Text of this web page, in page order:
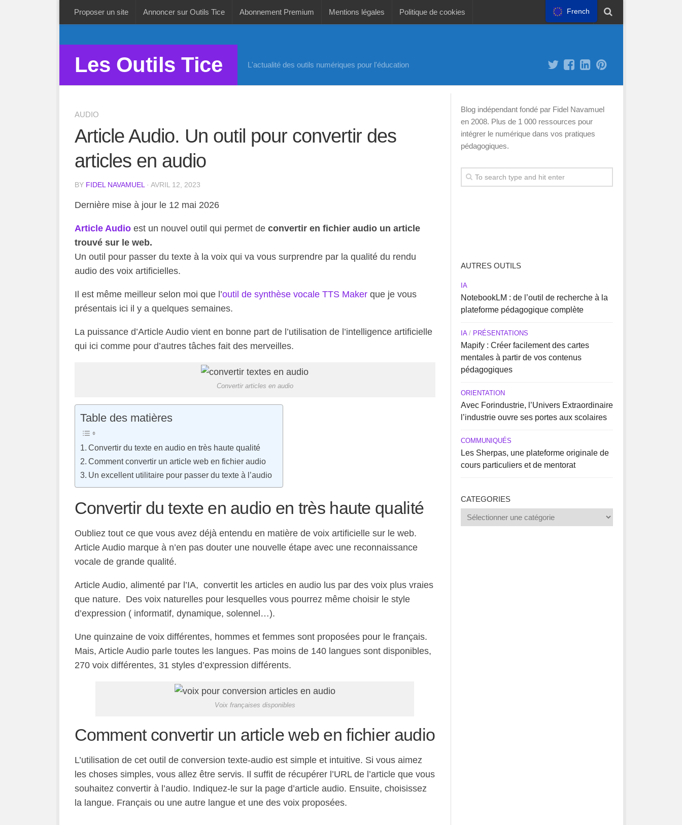
Proposer un site Annoncer sur Outils Tice Abonnement Premium Mentions légales Politique de cookies
Les Outils Tice L'actualité des outils numériques pour l'éducation
AUDIO
Article Audio. Un outil pour convertir des
articles en audio
BY FIDEL NAVAMUEL · AVRIL 12, 2023
Dernière mise à jour le 12 mai 2026
Article Audioest un nouvel outil qui permet de convertir en fichier audio un article
trouvé sur le web.
Un outil pour passer du texte à la voix qui va vous surprendre par la qualité du rendu
audio des voix artificielles.
Il est même meilleur selon moi que l’outil de synthèse vocale TTS Makerque je vous
présentais ici il y a quelques semaines.
La puissance d’Article Audio vient en bonne part de l’utilisation de l’intelligence artificielle
qui ici comme pour d’autres tâches fait des merveilles.
Convertir articles en audio
Table des matières
Convertir du texte en audio en très haute qualité
Comment convertir un article web en fichier audio
Un excellent utilitaire pour passer du texte à l’audio
Convertir du texte en audio en très haute qualité
Oubliez tout ce que vous avez déjà entendu en matière de voix artificielle sur le web.
Article Audio marque à n’en pas douter une nouvelle étape avec une reconnaissance
vocale de grande qualité.
Article Audio, alimenté par l’IA, convertit les articles en audio lus par des voix plus vraies
que nature. Des voix naturelles pour lesquelles vous pourrez même choisir le style
d’expression ( informatif, dynamique, solennel…).
Une quinzaine de voix différentes, hommes et femmes sont proposées pour le français.
Mais, Article Audio parle toutes les langues. Pas moins de 140 langues sont disponibles,
270 voix différentes, 31 styles d’expression différents.
Voix françaises disponibles
Comment convertir un article web en fichier audio
L’utilisation de cet outil de conversion texte-audio est simple et intuitive. Si vous aimez
les choses simples, vous allez être servis. Il suffit de récupérer l’URL de l’article que vous
souhaitez convertir à l’audio. Indiquez-le sur la page d’article audio. Ensuite, choisissez
la langue. Français ou une autre langue et une des voix proposées.
Blog indépendant fondé par Fidel Navamuel
en 2008. Plus de 1 000 ressources pour
intégrer le numérique dans vos pratiques
pédagogiques.
AUTRES OUTILS
IA
NotebookLM : de l’outil de recherche à la
plateforme pédagogique complète
IA/ PRÉSENTATIONS
Mapify : Créer facilement des cartes
mentales à partir de vos contenus
pédagogiques
ORIENTATION
Avec Forindustrie, l’Univers Extraordinaire
l’industrie ouvre ses portes aux scolaires
COMMUNIQUÉS
Les Sherpas, une plateforme originale de
cours particuliers et de mentorat
CATEGORIES
Categories
French